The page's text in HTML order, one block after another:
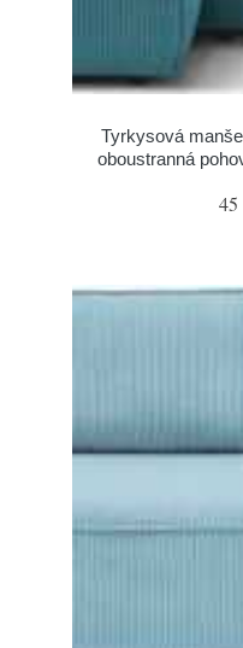
Tyrkysová
oboustranná